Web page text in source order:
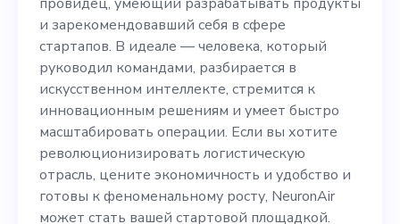
ищем опытного
соучредителя, способного
дополнить преимущества
существующей команды.
Нам нужен
технологический
провидец, умеющий
и зарекомендовавший себя в сфере
стартапов. В идеале — человека, который
руководил командами, разбирается в
искусственном интеллекте, стремится к
инновационным решениям и умеет быстро
масштабировать операции. Если вы хотите
революционизировать логистическую
отрасль, цените экономичность и удобство и
готовы к феноменальному росту, NeuronAir
может стать вашей стартовой площадкой.